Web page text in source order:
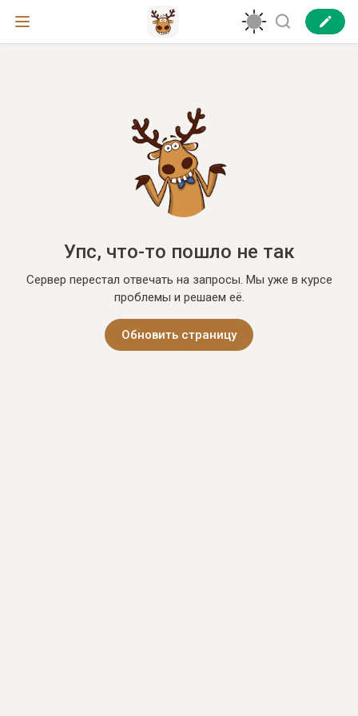
Упс, что-то пошло не так
Сервер перестал отвечать на запросы. Мы уже в курсе
проблемы и решаем её.
Обновить страницу